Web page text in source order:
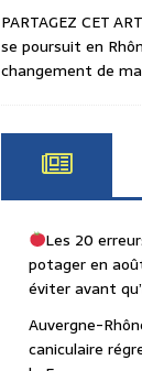
PARTAGEZ CET
se poursuit en
changement de
Les 20
potager en
éviter avant
Auvergne-
caniculaire